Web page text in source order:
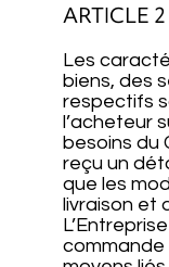
ARTICLE
Les
biens, des
respectifs
l’acheteur
besoins du
reçu un
que les
livraison et
commande